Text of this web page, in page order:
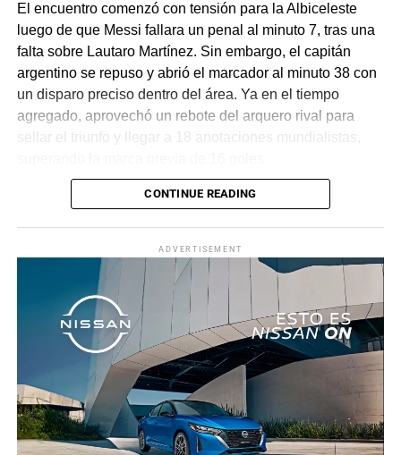
El encuentro comenzó con tensión para la Albiceleste
luego de que Messi fallara un penal al minuto 7, tras una
falta sobre Lautaro Martínez. Sin embargo, el capitán
argentino se repuso y abrió el marcador al minuto 38 con
un disparo preciso dentro del área. Ya en el tiempo
agregado, aprovechó un rebote del arquero rival para
sellar el triunfo y llegar a 18 anotaciones mundialistas,
Con este resultado, el conjunto dirigido por Lionel Scaloni
destacó la importancia de la victoria, mientras que el
técnico argentino subrayó la dificultad del encuentro y
valoró la clasificación del equipo a la siguiente ronda.
CONTINUE READING
ADVERTISEMENT